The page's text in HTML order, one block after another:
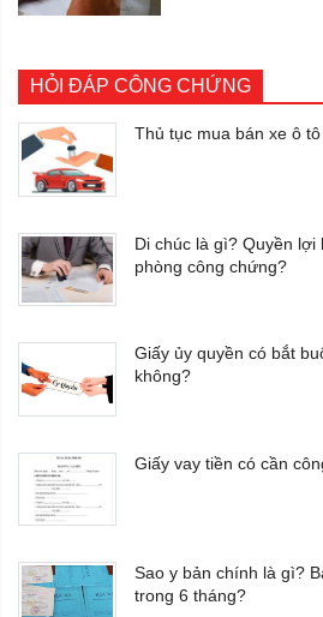
HỎI ĐÁP CÔNG CHỨNG
Thủ tục mua bán xe ô
Di chúc là gì? Quyền lợi
phòng công chứng?
Giấy ủy quyền có bắt
không?
Giấy vay tiền có cần
Sao y bản chính là gì?
trong 6 tháng?